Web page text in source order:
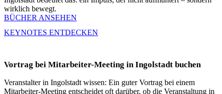
wirklich bewegt.
BÜCHER ANSEHEN
KEYNOTES ENTDECKEN
Vortrag bei Mitarbeiter-Meeting in Ingolstadt buchen
Veranstalter in Ingolstadt wissen: Ein guter Vortrag bei einem
Mitarbeiter-Meeting entscheidet oft darüber, ob die Veranstaltung in